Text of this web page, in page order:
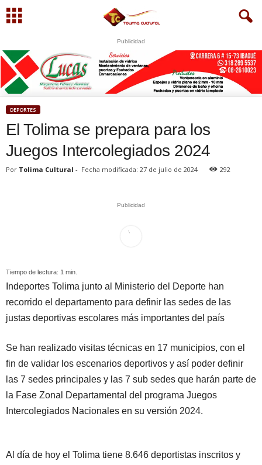
Publicidad
S
WhatsApp
+573249605958
DEPORTES
El Tolima se prepara para los
Juegos Intercolegiados 2024
Por Tolima Cultural - Fecha modificada: 27 de julio de 2024 292
Publicidad
Tiempo de lectura: 1 min.
Indeportes Tolima junto al Ministerio del Deporte han
recorrido el departamento para definir las sedes de las
justas deportivas escolares más importantes del país
Se han realizado visitas técnicas en 17 municipios, con el
fin de validar los escenarios deportivos y así poder definir
las 7 sedes principales y las 7 sub sedes que harán parte de
la Fase Zonal Departamental del programa Juegos
Intercolegiados Nacionales en su versión 2024.
Al día de hoy el Tolima tiene 8.646 deportistas inscritos y